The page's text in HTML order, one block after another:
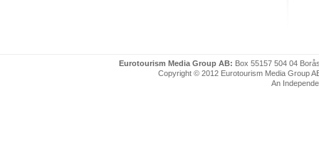
Eurotourism Media Group AB: Box 55157 504 04
Copyright © 2012 Eurotourism Media Group
An